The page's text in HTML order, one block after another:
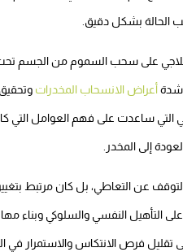
الحالة بشكل دقيق.
العلاجي على سحب السموم من الجسم
شدةأعراض الانسحاب المخدرات
التي ساعدت على فهم العوامل التي
إلى المخدر.
عن التعاطي، بل كان مرتبط
التأهيل النفسي والسلوكي وبناء
فرص الانتكاس والاستمرار في